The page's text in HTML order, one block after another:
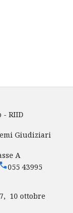
RIID
Giudiziari
A
055 43995
10 ottobre